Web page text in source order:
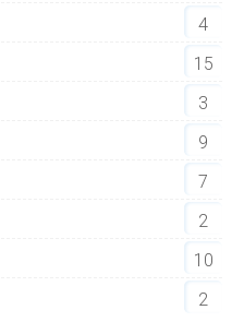
4
15
3
9
7
2
10
2